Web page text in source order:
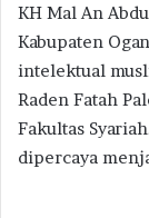
KH Mal An
Kabupaten
intelektual
Raden Fatah
Fakultas
dipercaya